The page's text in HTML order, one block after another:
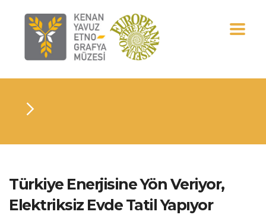
Türkiye Enerjisine Yön Veriyor,
Elektriksiz Evde Tatil Yapıyor